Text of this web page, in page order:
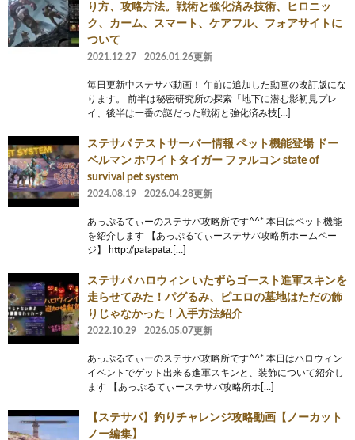
り方、攻略方法。戦術と強化済み技術、ヒロニッ
ク、カーム、スマート、ケアフル、フォアサイトに
ついて
2021.12.27 2026.01.26更新
毎日更新中ステサバ動画！ 午前に追加した動画の改訂版にな
ります。 前半は秘密研究所の探索「地下に潜む影初見プレ
イ、後半は一番の謎だった戦術と強化済み技[…]
ステサバ テストサーバー情報 ペット機能登場 ドー
ベルマン ホワイトタイガー ファルコン state of
survival pet system
2024.08.19 2026.04.28更新
あっぷるてぃーのステサバ攻略所です^^* 本日はペット機能
を紹介します 【あっぷるてぃーステサバ攻略所ホームペー
ジ】 http://patapata.[…]
ステサバ ハロウィン いたずらゴースト進軍スキンを
走らせてみた！パグるみ、ピエロの墓地はただの飾
りじゃなかった！入手方法紹介
2022.10.29 2026.05.07更新
あっぷるてぃーのステサバ攻略所です^^* 本日はハロウィン
イベントでゲット出来る進軍スキンと、装飾について紹介し
ます 【あっぷるてぃーステサバ攻略所ホ[…]
【ステサバ】釣りチャレンジ攻略動画【ノーカット
ノー編集】